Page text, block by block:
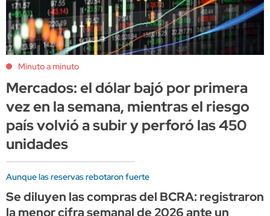
Minuto a minuto
Mercados: el dólar bajó por primera
vez en la semana, mientras el riesgo
país volvió a subir y perforó las 450
unidades
Aunque las reservas rebotaron fuerte
Se diluyen las compras del BCRA: registraron
la menor cifra semanal de 2026 ante un